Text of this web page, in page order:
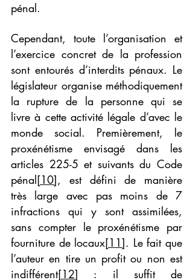
pénal.
Cependant, toute l’organisation et
l’exercice concret de la profession
sont entourés d’interdits pénaux. Le
législateur organise méthodiquement
la rupture de la personne qui se
livre à cette activité légale d’avec le
monde social. Premièrement, le
proxénétisme envisagé dans les
articles 225-5 et suivants du Code
pénal[10], est défini de manière
très large avec pas moins de 7
infractions qui y sont assimilées,
sans compter le proxénétisme par
fourniture de locaux[11]. Le fait que
l’auteur en tire un profit ou non est
indifférent[12] : il suffit de